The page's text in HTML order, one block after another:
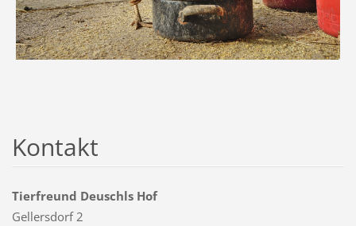
Kontakt
Tierfreund Deuschls Hof
Gellersdorf 2